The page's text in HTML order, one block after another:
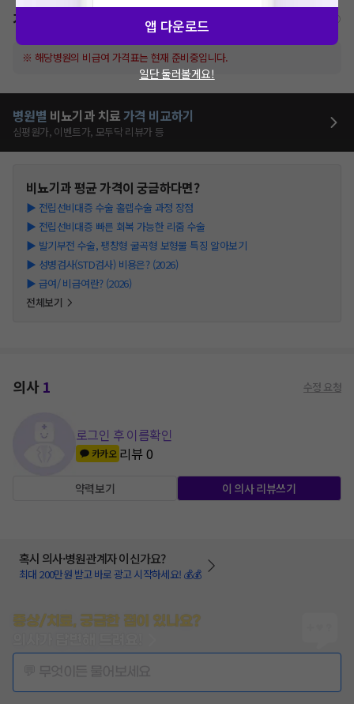
가격표
※ 해당병원의 비급여 가격표는 현재 준비중입니다.
병원별 비뇨기과 치료가격 비교하기
심평원가, 이벤트가, 모두닥 리뷰가 등
비뇨기과평균 가격이 궁금하다면?
▶ 전립선비대증 수술 홀렙수술 과정 장점
▶ 전립선비대증 빠른 회복 가능한 리줌 수술
▶ 발기부전 수술, 팽창형 굴곡형 보형물 특징 알아보기
▶ 성병검사(STD검사) 비용은? (2026)
▶ 급여/ 비급여란? (2026)
전체보기
의사1 수정 요청
로그인 후 이름확인
카카오 리뷰0
약력보기 이 의사 리뷰쓰기
혹시 의사·병원관계자 이신가요?
최대 200만원 받고 바로 광고 시작하세요! 💰💰
증상/치료, 궁금한 점이 있나요?
앱 다운로드
일단 둘러볼게요!